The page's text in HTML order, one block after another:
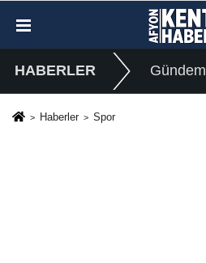
HABERLER Gündem
Haberler Spor